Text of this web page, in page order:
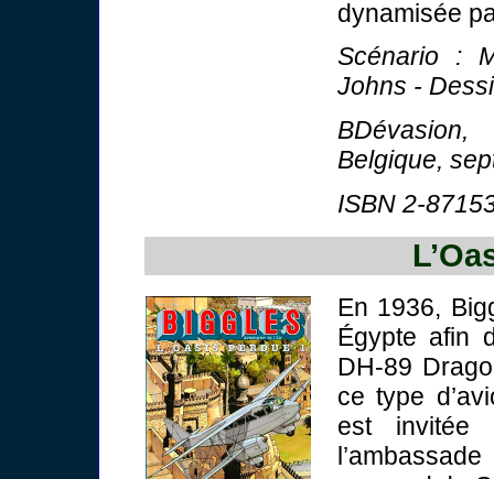
dynamisée
Scénario :
Johns -
Belgique,
ISBN 2-
En 1936,
Égypte afin
DH-89
ce type
est invitée